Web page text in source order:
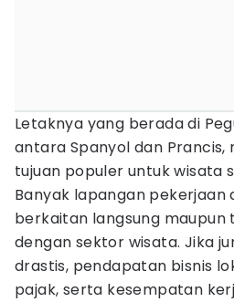
Letaknya yang berada di
antara Spanyol dan Prancis,
tujuan populer untuk wisata
Banyak lapangan pekerjaan
berkaitan langsung maupun
dengan sektor wisata. Jika
drastis, pendapatan bisnis
pajak, serta kesempatan